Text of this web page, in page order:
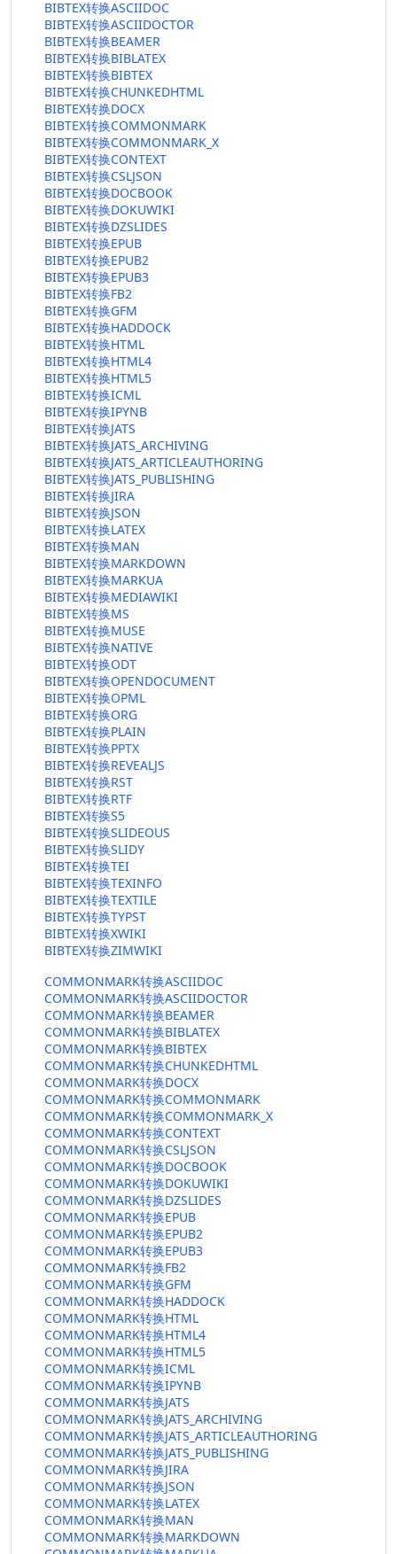
BIBTEX转换ASCIIDOC
BIBTEX转换ASCIIDOCTOR
BIBTEX转换BEAMER
BIBTEX转换BIBLATEX
BIBTEX转换BIBTEX
BIBTEX转换CHUNKEDHTML
BIBTEX转换DOCX
BIBTEX转换COMMONMARK
BIBTEX转换COMMONMARK_X
BIBTEX转换CONTEXT
BIBTEX转换CSLJSON
BIBTEX转换DOCBOOK
BIBTEX转换DOKUWIKI
BIBTEX转换DZSLIDES
BIBTEX转换EPUB
BIBTEX转换EPUB2
BIBTEX转换EPUB3
BIBTEX转换FB2
BIBTEX转换GFM
BIBTEX转换HADDOCK
BIBTEX转换HTML
BIBTEX转换HTML4
BIBTEX转换HTML5
BIBTEX转换ICML
BIBTEX转换IPYNB
BIBTEX转换JATS
BIBTEX转换JATS_ARCHIVING
BIBTEX转换JATS_ARTICLEAUTHORING
BIBTEX转换JATS_PUBLISHING
BIBTEX转换JIRA
BIBTEX转换JSON
BIBTEX转换LATEX
BIBTEX转换MAN
BIBTEX转换MARKDOWN
BIBTEX转换MARKUA
BIBTEX转换MEDIAWIKI
BIBTEX转换MS
BIBTEX转换MUSE
BIBTEX转换NATIVE
BIBTEX转换ODT
BIBTEX转换OPENDOCUMENT
BIBTEX转换OPML
BIBTEX转换ORG
BIBTEX转换PLAIN
BIBTEX转换PPTX
BIBTEX转换REVEALJS
BIBTEX转换RST
BIBTEX转换RTF
BIBTEX转换S5
BIBTEX转换SLIDEOUS
BIBTEX转换SLIDY
BIBTEX转换TEI
BIBTEX转换TEXINFO
BIBTEX转换TEXTILE
BIBTEX转换TYPST
BIBTEX转换XWIKI
BIBTEX转换ZIMWIKI
COMMONMARK转换ASCIIDOC
COMMONMARK转换ASCIIDOCTOR
COMMONMARK转换BEAMER
COMMONMARK转换BIBLATEX
COMMONMARK转换BIBTEX
COMMONMARK转换CHUNKEDHTML
COMMONMARK转换DOCX
COMMONMARK转换COMMONMARK
COMMONMARK转换COMMONMARK_X
COMMONMARK转换CONTEXT
COMMONMARK转换CSLJSON
COMMONMARK转换DOCBOOK
COMMONMARK转换DOKUWIKI
COMMONMARK转换DZSLIDES
COMMONMARK转换EPUB
COMMONMARK转换EPUB2
COMMONMARK转换EPUB3
COMMONMARK转换FB2
COMMONMARK转换GFM
COMMONMARK转换HADDOCK
COMMONMARK转换HTML
COMMONMARK转换HTML4
COMMONMARK转换HTML5
COMMONMARK转换ICML
COMMONMARK转换IPYNB
COMMONMARK转换JATS
COMMONMARK转换JATS_ARCHIVING
COMMONMARK转换JATS_ARTICLEAUTHORING
COMMONMARK转换JATS_PUBLISHING
COMMONMARK转换JIRA
COMMONMARK转换JSON
COMMONMARK转换LATEX
COMMONMARK转换MAN
COMMONMARK转换MARKDOWN